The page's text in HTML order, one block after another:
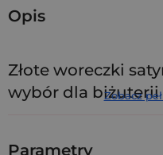
Opis
Złote woreczki
wybór dla biżuterii
Zobacz
Parametry